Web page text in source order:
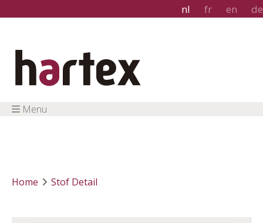
nl fr en de
Menu
Home Stof Detail